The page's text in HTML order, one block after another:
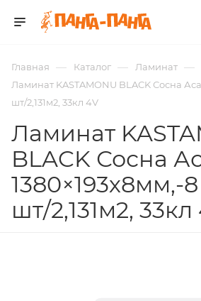
Главная — Каталог — Ламинат —
Ламинат KASTAMONU BLACK Сосна
шт/2,131м2, 33кл 4V
Ламинат
BLACK Сосна
1380×193х8мм,-8
шт/2,131м2, 33кл